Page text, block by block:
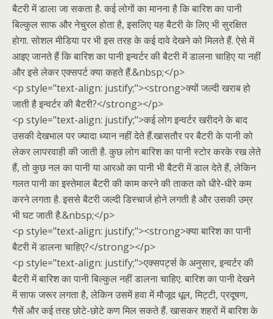
बैटरी में डाला जा सकता है. कई लोगों का मानना है कि बारिश का पानी
बिल्कुल साफ और नेचुरल होता है, इसलिए यह बैटरी के लिए भी सुरक्षित
होगा. सोशल मीडिया पर भी इस तरह के कई दावे देखने को मिलते हैं. ऐसे में
आइए जानते हैं कि बारिश का पानी इन्वर्टर की बैटरी में डालना चाहिए या नहीं
और इसे लेकर एक्सपर्ट क्या कहते हैं.&nbsp;</p>
<p style="text-align: justify;"><strong>क्यों जल्दी खराब हो
जाती है इन्वर्टर की बैटरी?</strong></p>
<p style="text-align: justify;">कई लोग इन्वर्टर खरीदने के बाद
उसकी देखभाल पर ज्यादा ध्यान नहीं देते हैं.खासतौर पर बैटरी के पानी को
लेकर लापरवाही की जाती है. कुछ लोग बारिश का पानी स्टोर करके रख लेते
हैं, तो कुछ नल का पानी या आरओ का पानी भी बैटरी में डाल देते हैं, लेकिन
गलत पानी का इस्तेमाल बैटरी की काम करने की ताकत को धीरे-धीरे कम
करने लगता है. इससे बैटरी जल्दी डिस्चार्ज होने लगती है और उसकी उम्र
भी घट जाती है.&nbsp;</p>
<p style="text-align: justify;"><strong>क्या बारिश का पानी
बैटरी में डालना चाहिए?</strong></p>
<p style="text-align: justify;">एक्सपर्ट्स के अनुसार, इन्वर्टर की
बैटरी में बारिश का पानी बिल्कुल नहीं डालना चाहिए. बारिश का पानी देखने
में साफ जरूर लगता है, लेकिन उसमें हवा में मौजूद धूल, मिट्टी, प्रदूषण,
गैसें और कई तरह छोटे-छोटे कण मिल सकते हैं. खासकर शहरों में बारिश के